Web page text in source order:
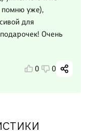
помню уже),
для
Очень
0 0